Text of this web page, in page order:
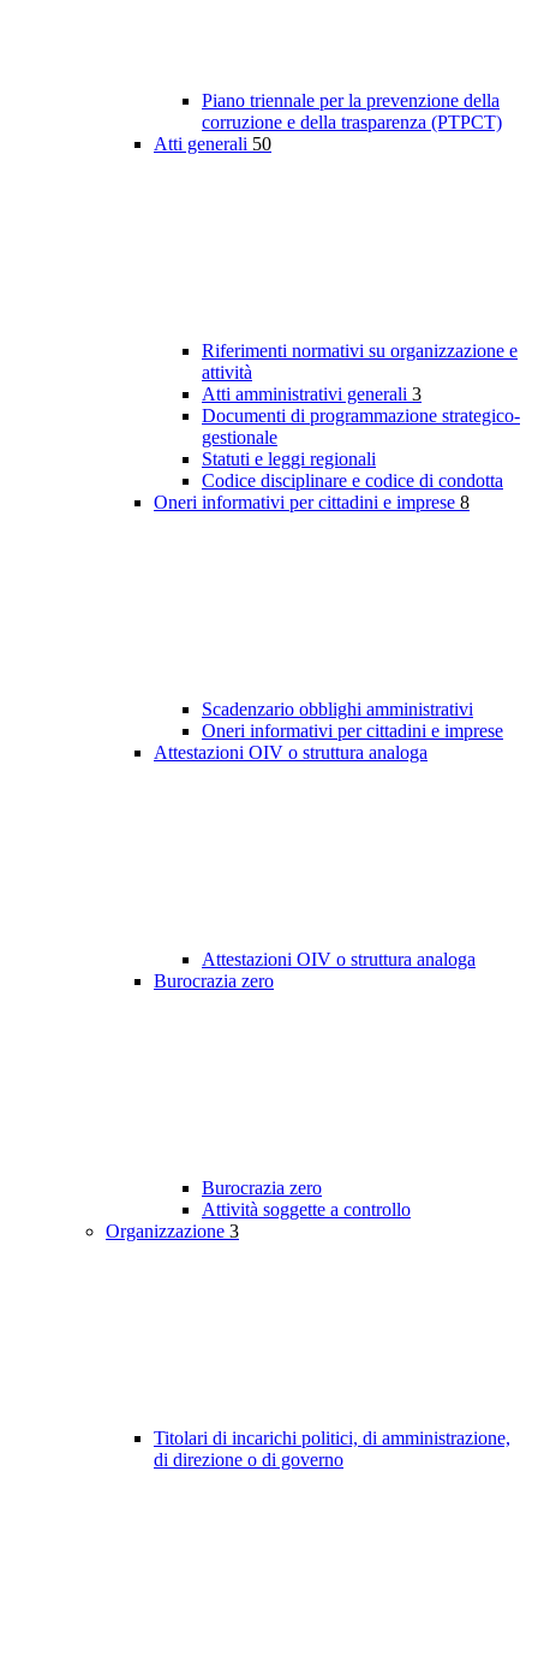
Piano triennale per la prevenzione della
corruzione e della trasparenza (PTPCT)
Atti generali 50
Riferimenti normativi su organizzazione e
attività
Atti amministrativi generali 3
Documenti di programmazione strategico-
gestionale
Statuti e leggi regionali
Codice disciplinare e codice di condotta
Oneri informativi per cittadini e imprese 8
Scadenzario obblighi amministrativi
Oneri informativi per cittadini e imprese
Attestazioni OIV o struttura analoga
Attestazioni OIV o struttura analoga
Burocrazia zero
Burocrazia zero
Attività soggette a controllo
Organizzazione 3
Titolari di incarichi politici, di amministrazione,
di direzione o di governo